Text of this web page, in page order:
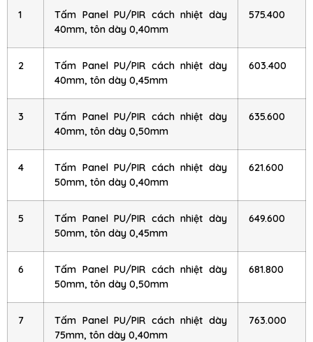
1
Tấm Panel PU/PIR cách nhiệt dày
40mm, tôn dày 0,40mm
575.400
2
Tấm Panel PU/PIR cách nhiệt dày
40mm, tôn dày 0,45mm
603.400
3
Tấm Panel PU/PIR cách nhiệt dày
40mm, tôn dày 0,50mm
635.600
4
Tấm Panel PU/PIR cách nhiệt dày
50mm, tôn dày 0,40mm
621.600
5
Tấm Panel PU/PIR cách nhiệt dày
50mm, tôn dày 0,45mm
649.600
6
Tấm Panel PU/PIR cách nhiệt dày
50mm, tôn dày 0,50mm
681.800
7
Tấm Panel PU/PIR cách nhiệt dày
75mm, tôn dày 0,40mm
763.000